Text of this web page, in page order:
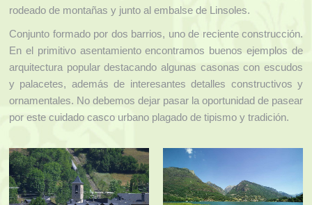
rodeado de montañas y junto al embalse de Linsoles.
Conjunto formado por dos barrios, uno de reciente construcción.
En el primitivo asentamiento encontramos buenos ejemplos de
arquitectura popular destacando algunas casonas con escudos
y palacetes, además de interesantes detalles constructivos y
ornamentales. No debemos dejar pasar la oportunidad de pasear
por este cuidado casco urbano plagado de tipismo y tradición.